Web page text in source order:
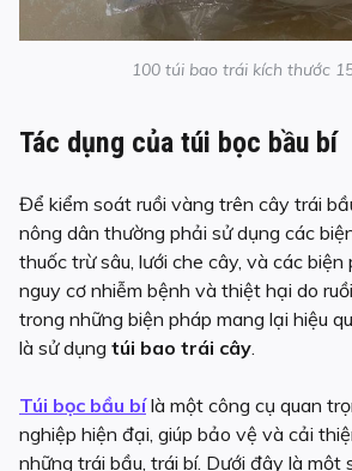
100 túi bao trái kích thước
Tác dụng của túi bọc bầu bí
Để kiểm soát ruồi vàng trên cây trái
nông dân thường phải sử dụng các
thuốc trừ sâu, lưới che cây, và các
nguy cơ nhiễm bệnh và thiệt hại do
trong những biện pháp mang lại hiệu
là sử dụng túi bao trái cây.
Túi bọc bầu bílà một công cụ quan
nghiệp hiện đại, giúp bảo vệ và cải
những trái bầu, trái bí. Dưới đây là một